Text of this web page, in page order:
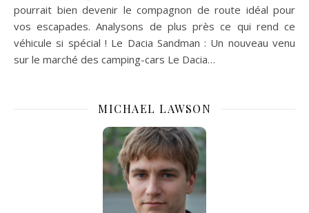
pourrait bien devenir le compagnon de route idéal pour
vos escapades. Analysons de plus près ce qui rend ce
véhicule si spécial ! Le Dacia Sandman : Un nouveau venu
sur le marché des camping-cars Le Dacia…
MICHAEL LAWSON